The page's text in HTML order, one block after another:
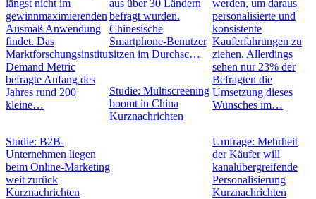
längst nicht im
gewinnmaximierenden
Ausmaß Anwendung
findet. Das
Marktforschungsinstitut
Demand Metric
befragte Anfang des
Jahres rund 200
kleine…
Studie: B2B-
Unternehmen liegen
beim Online-Marketing
weit zurück
Kurznachrichten
aus über 30 Ländern
befragt wurden.
Chinesische
Smartphone-Benutzer
sitzen im Durchsc…
Studie: Multiscreening
boomt in China
Kurznachrichten
werden, um daraus
personalisierte und
konsistente
Kauferfahrungen zu
ziehen. Allerdings
sehen nur 23% der
Befragten die
Umsetzung dieses
Wunsches im…
Umfrage: Mehrheit
der Käufer will
kanalübergreifende
Personalisierung
Kurznachrichten